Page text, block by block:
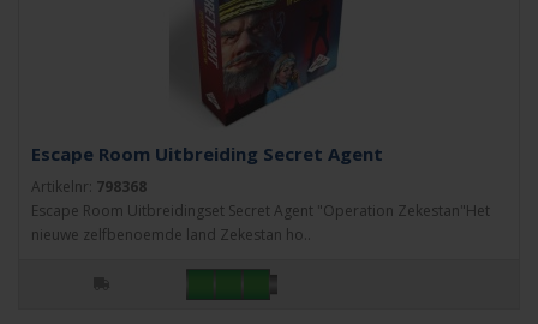
Escape Room Uitbreiding Secret Agent
Artikelnr: 798368
Escape Room Uitbreidingset Secret Agent "Operation Zekestan"Het
nieuwe zelfbenoemde land Zekestan ho..